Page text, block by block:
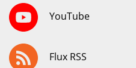
YouTube
Flux RSS